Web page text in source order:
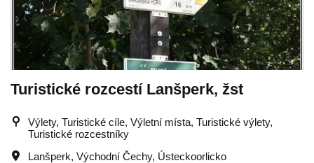
Turistické rozcestí Lanšperk, žst
Výlety, Turistické cíle, Výletní místa, Turistické výlety,
Turistické rozcestníky
Lanšperk, Východní Čechy, Ústeckoorlicko